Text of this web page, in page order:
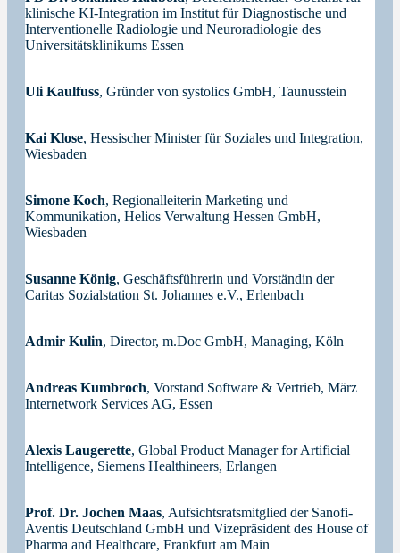
klinische KI-Integration im Institut für Diagnostische und
Interventionelle Radiologie und Neuroradiologie des
Universitätsklinikums Essen
Uli Kaulfuss, Gründer von systolics GmbH, Taunusstein
Kai Klose, Hessischer Minister für Soziales und Integration,
Wiesbaden
Simone Koch, Regionalleiterin Marketing und
Kommunikation, Helios Verwaltung Hessen GmbH,
Wiesbaden
Susanne König, Geschäftsführerin und Vorständin der
Caritas Sozialstation St. Johannes e.V., Erlenbach
Admir Kulin, Director, m.Doc GmbH, Managing, Köln
Andreas Kumbroch, Vorstand Software & Vertrieb, März
Internetwork Services AG, Essen
Alexis Laugerette, Global Product Manager for Artificial
Intelligence, Siemens Healthineers, Erlangen
Prof. Dr. Jochen Maas, Aufsichtsratsmitglied der Sanofi-
Aventis Deutschland GmbH und Vizepräsident des House of
Pharma and Healthcare, Frankfurt am Main